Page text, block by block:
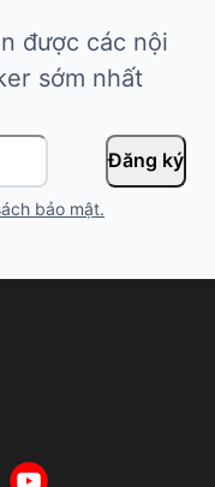
được các nội
sớm nhất
Đăng ký
bảo mật.